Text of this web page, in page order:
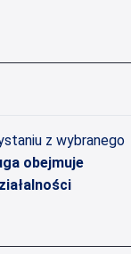
z wybranego
obejmuje